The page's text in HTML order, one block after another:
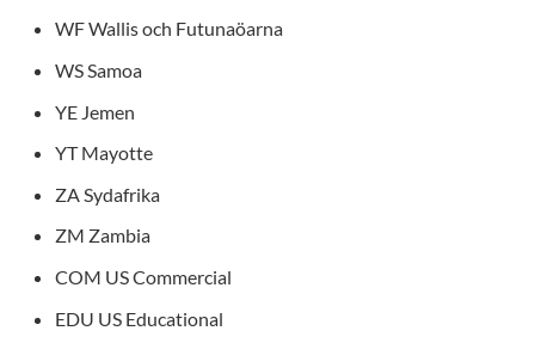
WF Wallis och Futunaöarna
WS Samoa
YE Jemen
YT Mayotte
ZA Sydafrika
ZM Zambia
COM US Commercial
EDU US Educational